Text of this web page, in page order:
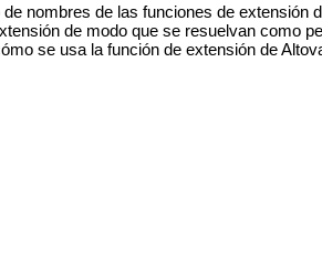
nombres de las funciones de extensión
de modo que se resuelvan como
se usa la función de extensión de